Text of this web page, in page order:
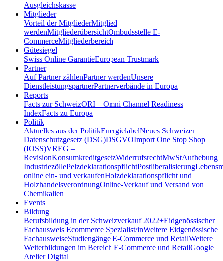
Ausgleichskasse
Mitglieder
Vorteil der MitgliederMitglied
werdenMitgliederübersichtOmbudsstelle E-
CommerceMitgliederbereich
Gütesiegel
Swiss Online GarantieEuropean Trustmark
Partner
Auf Partner zählenPartner werdenUnsere
DienstleistungspartnerPartnerverbände in Europa
Reports
Facts zur SchweizORI – Omni Channel Readiness
IndexFacts zu Europa
Politik
Aktuelles aus der PolitikEnergielabelNeues Schweizer
Datenschutzgesetz (DSG)DSGVOImport One Stop Shop
(IOSS)VREG –
RevisionKonsumkreditgesetzWiderrufsrechtMwStAufhebung
IndustriezöllePelzdeklarationspflichtPostliberalisierung
online ein- und verkaufenHolzdeklarationspflicht und
HolzhandelsverordnungOnline-Verkauf und Versand von
Chemikalien
Events
Bildung
Berufsbildung in der Schweizverkauf 2022+Eidgenössischer
Fachausweis Ecommerce Spezialist/inWeitere Eidgenössische
FachausweiseStudiengänge E-Commerce und RetailWeitere
Weiterbildungen im Bereich E-Commerce und RetailGoogle
Atelier Digital